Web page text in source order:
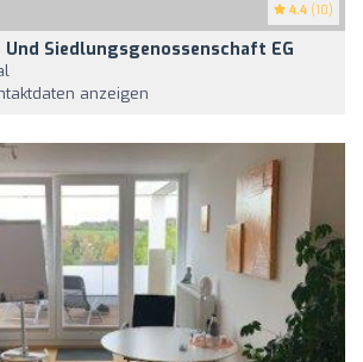
4.4 (10)
Siedlungsgenossenschaft EG
anzeigen